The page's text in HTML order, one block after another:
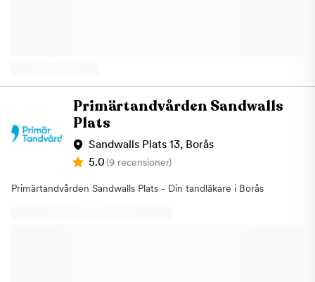
Dental, tandläkare i Borås
delegerat. Vi är mycket måna om att du får tandvård av högsta
kvalitet. Von Ahnska Tandklinikens mål är att ge varje patient
den bästa möjliga tandvård så att du som patient kan
upprätthålla en god munhälsa och friska tänder livet ut. Hjärtligt
välkommen till oss - din tandläkare i Borås!
Primärtandvården Sandwalls
Plats
Sandwalls Plats 13, Borås
5.0(9 recensioner)
Primärtandvården Sandwalls Plats - Din tandläkare i Borås